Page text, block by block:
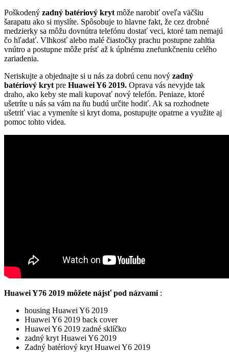
Poškodený zadný batériový kryt môže narobiť oveľa väčšiu
šarapatu ako si myslíte. Spôsobuje to hlavne fakt, že cez drobné
medzierky sa môžu dovnútra telefónu dostať veci, ktoré tam nemajú
čo hľadať. Vlhkosť alebo malé čiastočky prachu postupne zahltia
vnútro a postupne môže prísť až k úplnému znefunkčneniu celého
zariadenia.
Neriskujte a objednajte si u nás za dobrú cenu nový zadný
batériový kryt pre Huawei Y6 2019. Oprava vás nevyjde tak
draho, ako keby ste mali kupovať nový telefón. Peniaze, ktoré
ušetríte u nás sa vám na ňu budú určite hodiť. Ak sa rozhodnete
ušetriť viac a vymeníte si kryt doma, postupujte opatrne a využite aj
pomoc tohto videa.
Huawei Y76 2019 môžete nájsť pod názvami :
housing Huawei Y6 2019
Huawei Y6 2019 back cover
Huawei Y6 2019 zadné sklíčko
zadný kryt Huawei Y6 2019
Zadný batériový kryt Huawei Y6 2019